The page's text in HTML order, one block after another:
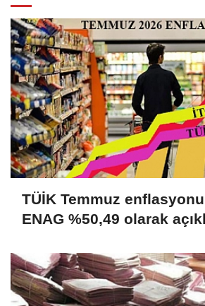
TÜİK Temmuz
ENAG %50,49 olarak